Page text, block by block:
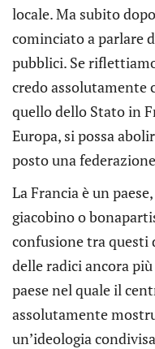
locale. Ma subito
cominciato a parlare
pubblici. Se
credo assolutamente
quello dello Stato in
Europa, si possa
posto una
La Francia è un
giacobino o
confusione tra questi
delle radici ancora
paese nel quale il
assolutamente
un’ideologia